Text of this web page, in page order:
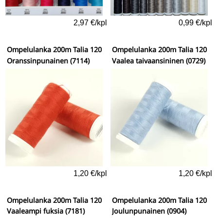
2,97 €/kpl 0,99 €/kpl
Ompelulanka 200m Talia 120
Oranssinpunainen (7114)
1,20 €/kpl
Ompelulanka 200m Talia 120
Vaalea taivaansininen (0729)
1,20 €/kpl
Ompelulanka 200m Talia 120
Vaaleampi fuksia (7181)
Ompelulanka 200m Talia 120
Joulunpunainen (0904)